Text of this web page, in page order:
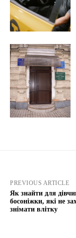
PREVIOUS ARTICLE
Як знайти для
босоніжки, які не
знімати влітку